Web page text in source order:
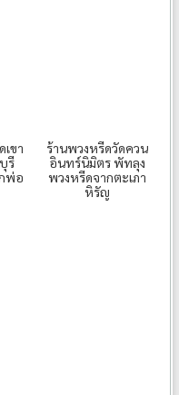
ขา
รี
พ่อ
ร้านพวงหรีดวัดควน
อินทร์นิมิตร พัทลุง
พวงหรีดจากตะเภา
หิรัญ